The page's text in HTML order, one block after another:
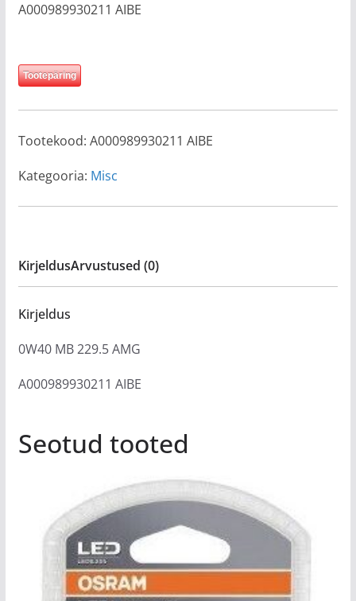
A000989930211 AIBE
Tootepäring
Tootekood: A000989930211 AIBE
Kategooria: Misc
KirjeldusArvustused (0)
Kirjeldus
0W40 MB 229.5 AMG
A000989930211 AIBE
Seotud tooted